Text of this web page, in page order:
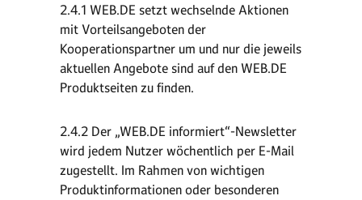
2.4.1 WEB.DE setzt wechselnde Aktionen
mit Vorteilsangeboten der
Kooperationspartner um und nur die jeweils
aktuellen Angebote sind auf den WEB.DE
Produktseiten zu finden.
2.4.2 Der „WEB.DE informiert“-Newsletter
wird jedem Nutzer wöchentlich per E-Mail
zugestellt. Im Rahmen von wichtigen
Produktinformationen oder besonderen